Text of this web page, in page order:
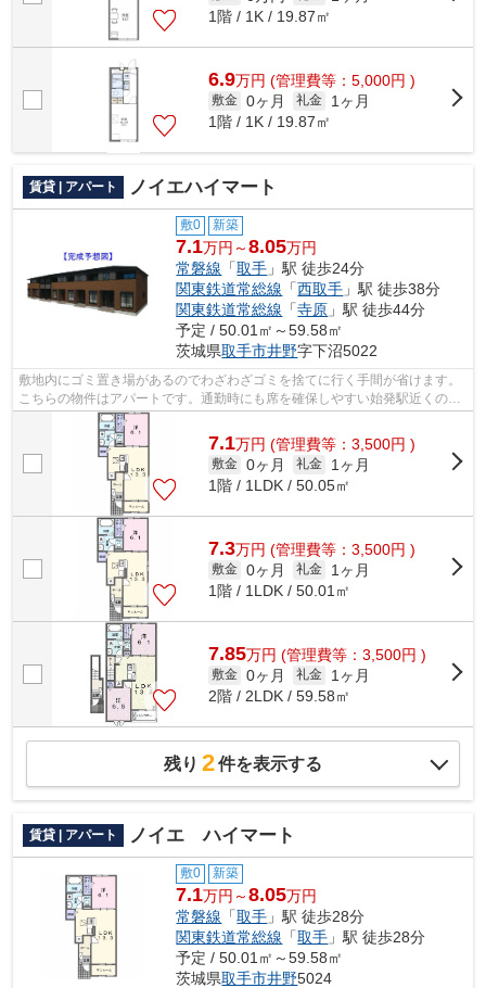
1階 / 1K / 19.87㎡
6.9万円 (管理費等：5,000円 )
敷金 0ヶ月 礼金
1ヶ月
1階 / 1K / 19.87㎡
賃貸 | アパート ノイエハイマート
敷0 新築
7.1万円～8.05万円
常磐線 「取手 」駅 徒歩24分
関東鉄道常総線 「西取手 」駅 徒歩38分
関東鉄道常総線 「寺原 」駅 徒歩44分
予定 / 50.01㎡～59.58㎡
茨城県取手市井野字下沼5022
敷地内にゴミ置き場があるのでわざわざゴミを捨てに行く手間が省けます。
こちらの物件はアパートです。通勤時にも席を確保しやすい始発駅近くの物
件です。取手市の常磐線取手近くが快...
7.1万円 (管理費等：3,500円 )
敷金 0ヶ月 礼金
1ヶ月
1階 / 1LDK / 50.05㎡
7.3万円 (管理費等：3,500円 )
敷金 0ヶ月 礼金
1ヶ月
1階 / 1LDK / 50.01㎡
7.85万円 (管理費等：3,500円 )
敷金 0ヶ月 礼金
1ヶ月
2階 / 2LDK / 59.58㎡
残り 2件を表示する
賃貸 | アパート ノイエ ハイマート
敷0 新築
7.1万円～8.05万円
常磐線 「取手 」駅 徒歩28分
関東鉄道常総線 「取手 」駅 徒歩28分
予定 / 50.01㎡～59.58㎡
茨城県取手市井野5024